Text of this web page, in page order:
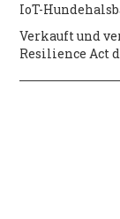
IoT-
Verkauft und
Resilience Act